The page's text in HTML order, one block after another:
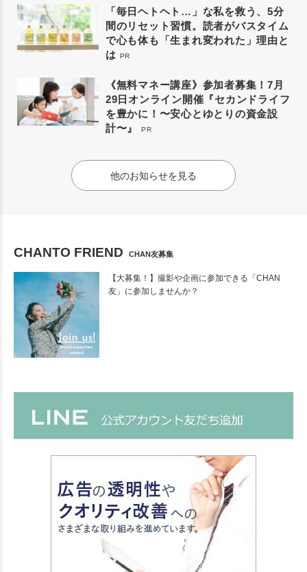
「毎日ヘトヘト…」な私を救う、5分
間のリセット習慣。読者がバスタイム
で心も体も「生まれ変われた」理由と
は PR
《無料マネー講座》参加者募集！7月
29日オンライン開催『セカンドライフ
を豊かに！〜安心とゆとりの資金設
計〜』
PR
他のお知らせを見る
CHANTO FRIEND CHAN友募集
【大募集！】撮影や企画に参加できる「CHAN
友」に参加しませんか？